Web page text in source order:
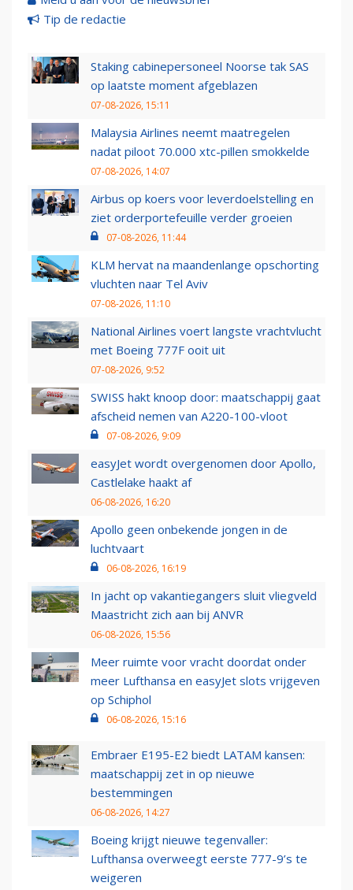
Tip de redactie
Staking cabinepersoneel Noorse tak SAS
op laatste moment afgeblazen
07-08-2026, 15:11
Malaysia Airlines neemt maatregelen
nadat piloot 70.000 xtc-pillen smokkelde
07-08-2026, 14:07
Airbus op koers voor leverdoelstelling en
ziet orderportefeuille verder groeien
07-08-2026, 11:44
KLM hervat na maandenlange opschorting
vluchten naar Tel Aviv
07-08-2026, 11:10
National Airlines voert langste vrachtvlucht
met Boeing 777F ooit uit
07-08-2026, 9:52
SWISS hakt knoop door: maatschappij gaat
afscheid nemen van A220-100-vloot
07-08-2026, 9:09
easyJet wordt overgenomen door Apollo,
Castlelake haakt af
06-08-2026, 16:20
Apollo geen onbekende jongen in de
luchtvaart
06-08-2026, 16:19
In jacht op vakantiegangers sluit vliegveld
Maastricht zich aan bij ANVR
06-08-2026, 15:56
Meer ruimte voor vracht doordat onder
meer Lufthansa en easyJet slots vrijgeven
op Schiphol
06-08-2026, 15:16
Embraer E195-E2 biedt LATAM kansen:
maatschappij zet in op nieuwe
bestemmingen
06-08-2026, 14:27
Boeing krijgt nieuwe tegenvaller:
Lufthansa overweegt eerste 777-9’s te
weigeren